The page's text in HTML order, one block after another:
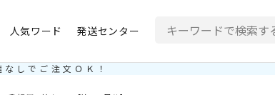
人気ワード 発送センター
しでご注文ＯＫ！